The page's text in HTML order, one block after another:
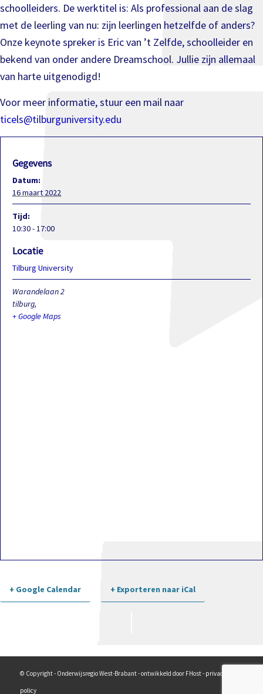
schoolleiders. De werktitel is: Als professional aan de slag
met de leerling van nu: zijn leerlingen hetzelfde of anders?
Onze keynote spreker is Eric van ’t Zelfde, schoolleider en
bekend van onder andere Dreamschool. Jullie zijn allemaal
van harte uitgenodigd!
Voor meer informatie, stuur een mail naar
ticels@tilburguniversity.edu
Gegevens
Datum:
16 maart 2022
Tijd:
10:30 - 17:00
Locatie
Tilburg University
Warandelaan 2
tilburg,
+ Google Maps
+ Google Calendar + Exporteren naar iCal
© Copyright - Onderwijsregio West-Brabant - ontwikkeld door FHost - privacy
policy